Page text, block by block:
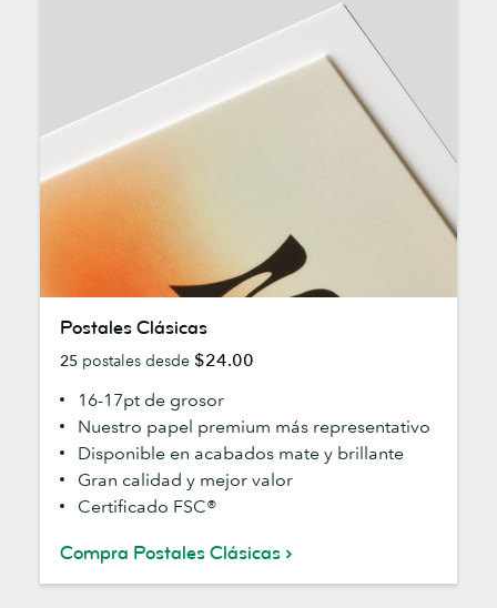
Clásicas
Postales Clásicas
25 postales desde $24.00
16-17pt de grosor
Nuestro papel premium más representativo
Disponible en acabados mate y brillante
Gran calidad y mejor valor
Certificado FSC®
Compra Postales Clásicas